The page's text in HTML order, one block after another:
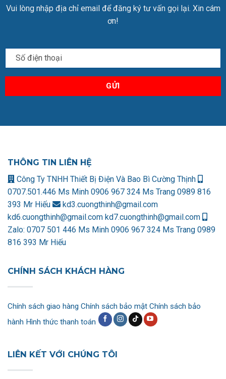
Vui lòng nhập địa chỉ email để đăng ký tư vấn gọi lại. Xin cám
ơn!
THÔNG TIN LIÊN HỆ
Công Ty TNHH Thiết Bị Điện Và Bao Bì Cường Thịnh
0707.501.446 Ms Minh 0906 967 324 Ms Trang 0989 816
393 Mr Hiếu
kd3.cuongthinh@gmail.com
kd6.cuongthinh@gmail.com kd7.cuongthinh@gmail.com
Zalo: 0707 501 446 Ms Minh 0906 967 324 Ms Trang 0989
816 393 Mr Hiếu
CHÍNH SÁCH KHÁCH HÀNG
Chính sách giao hàng Chính sách bảo mật Chính sách bảo
hành Hình thức thanh toán
LIÊN KẾT VỚI CHÚNG TÔI